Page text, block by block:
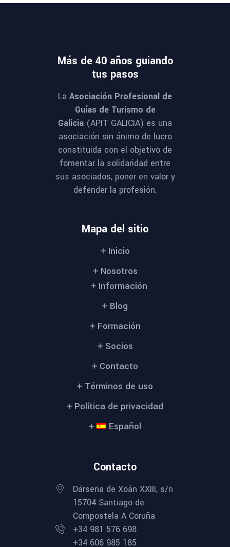
PHOTOGRAPHER
Sandra Lovren
Más de 40 años guiando
tus pasos
La Asociación Profesional de
Guías de Turismo de
Galicia (APIT GALICIA) es una
asociación sin ánimo de lucro
constituida con el objetivo de
fomentar la solidaridad entre
sus asociados, poner en valor y
defender la profesión.
Mapa del sitio
Inicio
Nosotros
Información
Blog
Formación
Socios
Contacto
Términos de uso
Política de privacidad
Español
Contacto
Dársena de Xoán XXIII, s/n
15704 Santiago de
Compostela A Coruña
+34 981 576 698
+34 606 985 185